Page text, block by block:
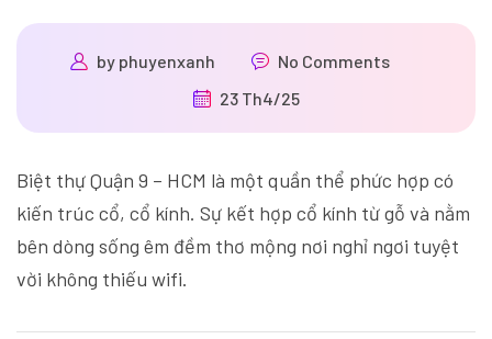
by phuyenxanh
No Comments
23 Th4/25
Biệt thự Quận 9 – HCM là một quần thể phức hợp có
kiến trúc cổ, cổ kính. Sự kết hợp cổ kính từ gỗ và nằm
bên dòng sống êm đềm thơ mộng nơi nghỉ ngơi tuyệt
vời không thiếu wifi.